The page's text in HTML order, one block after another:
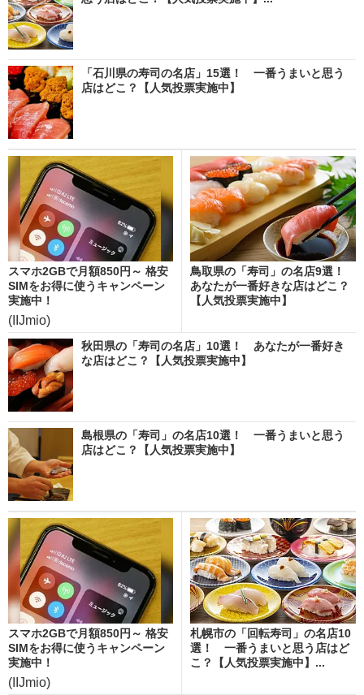
「石川県の寿司の名店」15選！ 一番うまいと思う
店はどこ？【人気投票実施中】
スマホ2GBで月額850円～ 格安
SIMをお得に使うキャンペーン
実施中！
(IIJmio)
鳥取県の「寿司」の名店9選！
あなたが一番好きな店はどこ？
【人気投票実施中】
秋田県の「寿司の名店」10選！ あなたが一番好き
な店はどこ？【人気投票実施中】
島根県の「寿司」の名店10選！ 一番うまいと思う
店はどこ？【人気投票実施中】
スマホ2GBで月額850円～ 格安
SIMをお得に使うキャンペーン
実施中！
(IIJmio)
札幌市の「回転寿司」の名店10
選！ 一番うまいと思う店はど
こ？【人気投票実施中】...